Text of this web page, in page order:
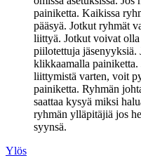
painiketta. Kaikissa
pääsyä. Jotkut ryhmät
liittyä. Jotkut voivat
piilotettuja
klikkaamalla
liittymistä varten, voit
painiketta. Ryhmän
saattaa kysyä miksi
ryhmän ylläpitäjiä jos
syynsä.
Ylös